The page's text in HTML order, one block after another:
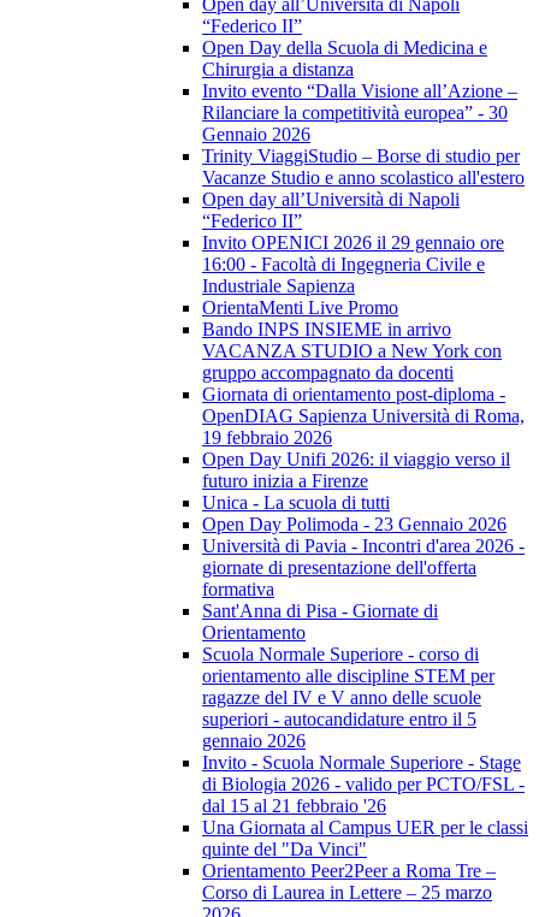
Open day all’Università di Napoli
“Federico II”
Open Day della Scuola di Medicina e
Chirurgia a distanza
Invito evento “Dalla Visione all’Azione –
Rilanciare la competitività europea” - 30
Gennaio 2026
Trinity ViaggiStudio – Borse di studio per
Vacanze Studio e anno scolastico all'estero
Open day all’Università di Napoli
“Federico II”
Invito OPENICI 2026 il 29 gennaio ore
16:00 - Facoltà di Ingegneria Civile e
Industriale Sapienza
OrientaMenti Live Promo
Bando INPS INSIEME in arrivo
VACANZA STUDIO a New York con
gruppo accompagnato da docenti
Giornata di orientamento post-diploma -
OpenDIAG Sapienza Università di Roma,
19 febbraio 2026
Open Day Unifi 2026: il viaggio verso il
futuro inizia a Firenze
Unica - La scuola di tutti
Open Day Polimoda - 23 Gennaio 2026
Università di Pavia - Incontri d'area 2026 -
giornate di presentazione dell'offerta
formativa
Sant'Anna di Pisa - Giornate di
Orientamento
Scuola Normale Superiore - corso di
orientamento alle discipline STEM per
ragazze del IV e V anno delle scuole
superiori - autocandidature entro il 5
gennaio 2026
Invito - Scuola Normale Superiore - Stage
di Biologia 2026 - valido per PCTO/FSL -
dal 15 al 21 febbraio '26
Una Giornata al Campus UER per le classi
quinte del "Da Vinci"
Orientamento Peer2Peer a Roma Tre –
Corso di Laurea in Lettere – 25 marzo